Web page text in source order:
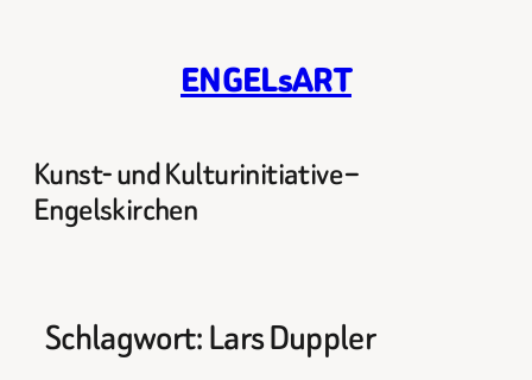
ENGELsART
Kunst- und Kulturinitiative –
Engelskirchen
Schlagwort:Lars Duppler